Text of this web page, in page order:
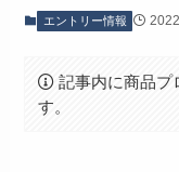
エントリー情報
記事内に商品プ
す。